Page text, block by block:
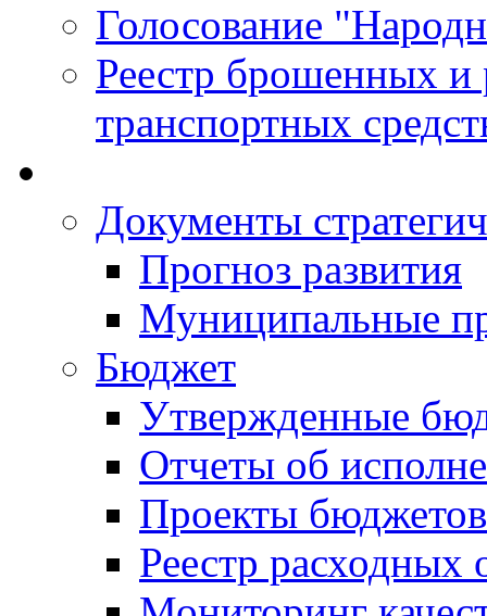
Голосование
Реестр брошенных и
транспортных
Документы
Прогноз развития
Муниципальные
Бюджет
Утвержденные
Отчеты об
Проекты бюджетов
Реестр расходных